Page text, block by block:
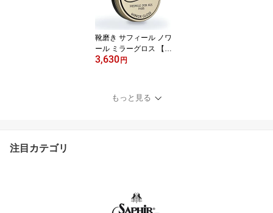
靴 靴用 ワックス
靴磨き サフィール ノワ
ール ミラーグロス 【送
料無料】 靴 靴磨き用 ワ
ーケア 靴 革靴 サフィー
ルノワール 鏡面 コード
3,630円
もっと見る
注目カテゴリ